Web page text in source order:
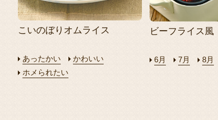
こいのぼりオムライス
あったかい
かわいい
ホメられたい
ビーフライス風
6月 7月 8月